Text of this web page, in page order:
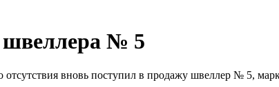
швеллера № 5
отсутствия вновь поступил в продажу швеллер № 5,